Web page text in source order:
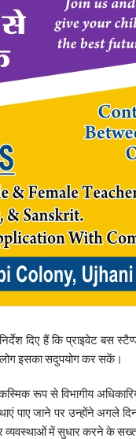
दिए हैं कि प्राइवेट बस
लोग इसका सदुपयोग कर सकें।
रूप से विभागीय
पाए जाने पर उन्होंने अगले
में सुधार करने के सख्त